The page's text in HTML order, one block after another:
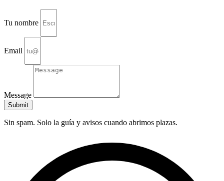
Tu nombre
Email
Message
Submit
Sin spam. Solo la guía y avisos cuando abrimos plazas.